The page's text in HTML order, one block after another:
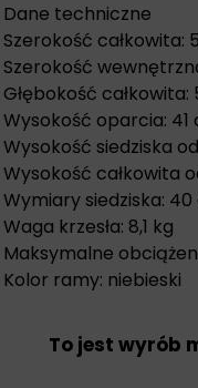
Dane techniczne
Szerokość całkowita:
Szerokość
Głębokość całkowita:
Wysokość oparcia: 41
Wysokość siedziska
Wysokość całkowita
Wymiary siedziska:
Waga krzesła: 8,1 kg
Maksymalne
Kolor ramy: niebieski
To jest wyrób